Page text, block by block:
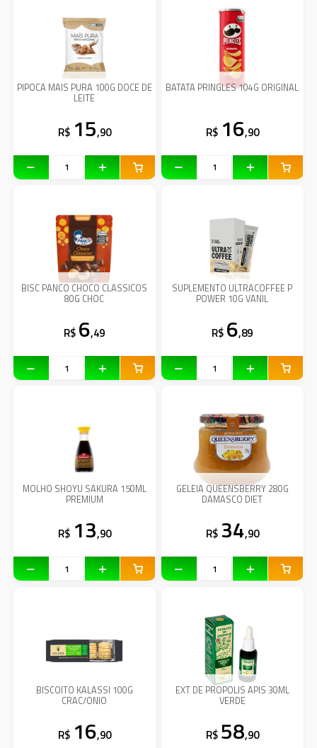
PIPOCA MAIS PURA 100G DOCE DE
LEITE
R$ 15,90
BATATA PRINGLES 104G ORIGINAL
R$ 16,90
BISC PANCO CHOCO CLASSICOS
80G CHOC
R$ 6,49
SUPLEMENTO ULTRACOFFEE P
POWER 10G VANIL
R$ 6,89
MOLHO SHOYU SAKURA 150ML
PREMIUM
R$ 13,90
GELEIA QUEENSBERRY 280G
DAMASCO DIET
R$ 34,90
BISCOITO KALASSI 100G
CRAC/ONIO
R$ 16,90
EXT DE PROPOLIS APIS 30ML
VERDE
R$ 58,90